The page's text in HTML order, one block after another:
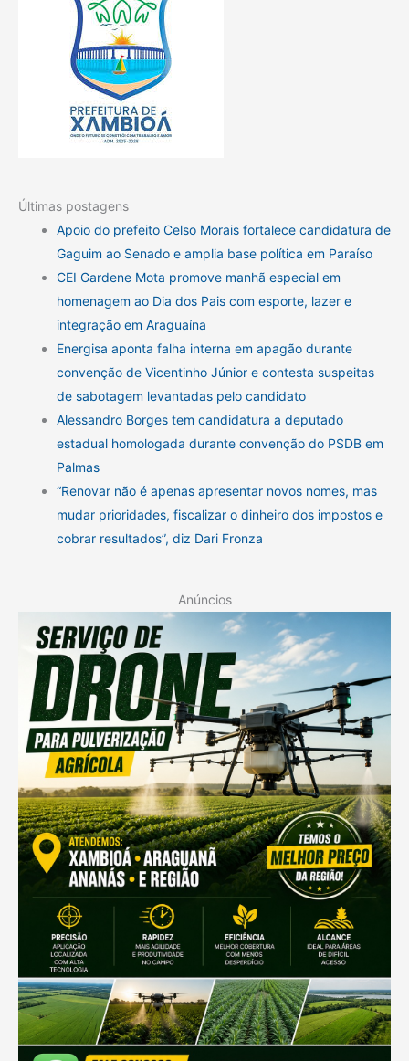
Últimas postagens
Apoio do prefeito Celso Morais fortalece candidatura de
Gaguim ao Senado e amplia base política em Paraíso
CEI Gardene Mota promove manhã especial em
homenagem ao Dia dos Pais com esporte, lazer e
integração em Araguaína
Energisa aponta falha interna em apagão durante
convenção de Vicentinho Júnior e contesta suspeitas
de sabotagem levantadas pelo candidato
Alessandro Borges tem candidatura a deputado
estadual homologada durante convenção do PSDB em
Palmas
“Renovar não é apenas apresentar novos nomes, mas
mudar prioridades, fiscalizar o dinheiro dos impostos e
cobrar resultados”, diz Dari Fronza
Anúncios